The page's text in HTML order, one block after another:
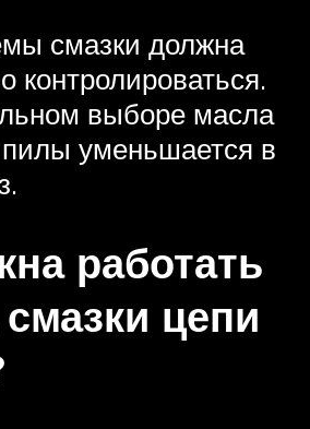
смазки должна
контролироваться.
выборе масла
уменьшается в
работать
цепи